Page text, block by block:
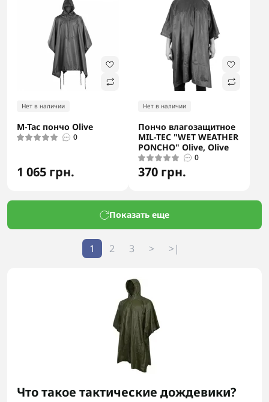
Нет в наличии
M-Tac пончо Olive
0
1 065 грн.
Нет в наличии
Пончо влагозащитное
MIL-TEC "WET WEATHER
PONCHO" Olive, Olive
0
370 грн.
Показать еще
1 2 3 > >|
Что такое тактические дождевики?